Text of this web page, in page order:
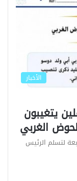
الأخبار
يتغيبون
الغربي
لتسلم الرئيس